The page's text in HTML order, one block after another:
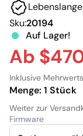
Der SA1 vereint
vergleichbar mit
integriertem
Sku:20194
Auf Lager!
Ab
Inklusive
Menge: 1 Stück
Weiter zur
Firmware